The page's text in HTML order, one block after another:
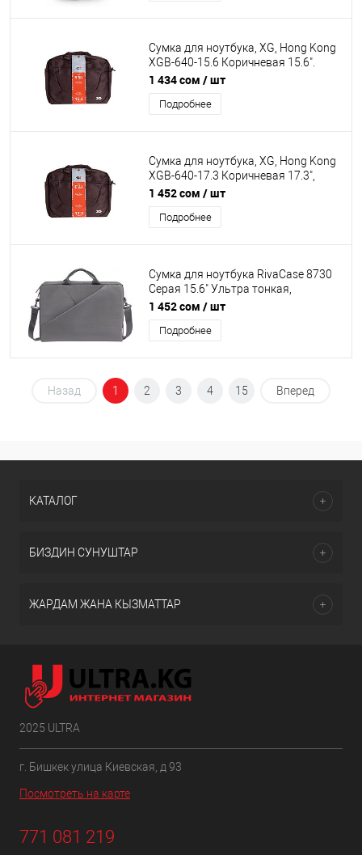
Сумка для ноутбука, XG, Hong Kong
XGB-640-15.6 Коричневая 15.6".
Полиэстер. Лёгкая, Внешнее
отделение на молнии, 1 внутреннее
отделение
1 434 сом / шт
Подробнее
Сумка для ноутбука, XG, Hong Kong
XGB-640-17.3 Коричневая 17.3",
Полиэстер. Лёгкая, Усиленные
ручки, Внешнее отделение на
молнии, 2 внутренних отделения,
1 452 сом / шт
Подробнее
Сумка для ноутбука RivaCase 8730
Серая 15.6" Ультра тонкая,
утолщенные стенки. Переднее
отделение для аксессуаров ,
плечевой ремень.
1 452 сом / шт
Подробнее
Назад 1 2 3 4 15 Вперед
КАТАЛОГ
БИЗДИН СУНУШТАР
ЖАРДАМ ЖАНА КЫЗМАТТАР
2025 ULTRA
г. Бишкек улица Киевская, д 93
Посмотреть на карте
771 081 219